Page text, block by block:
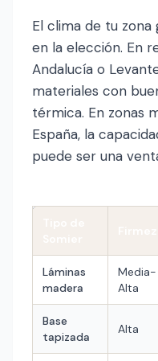
El clima de tu
en la elección. En
Andalucía o
materiales con
térmica. En zonas
España, la
puede ser una
Láminas
madera
Media-
Alta
Base
tapizada
Alta